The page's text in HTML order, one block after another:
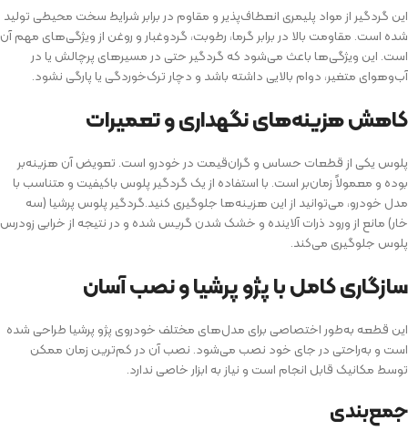
این گردگیر از مواد پلیمری انعطاف‌پذیر و مقاوم در برابر شرایط سخت محیطی تولید
شده است. مقاومت بالا در برابر گرما، رطوبت، گردوغبار و روغن از ویژگی‌های مهم آن
است. این ویژگی‌ها باعث می‌شود که گردگیر حتی در مسیرهای پرچالش یا در
آب‌وهوای متغیر، دوام بالایی داشته‌ باشد و دچار ترک‌خوردگی یا پارگی نشود.
کاهش هزینه‌های نگهداری و تعمیرات
پلوس یکی از قطعات حساس و گران‌قیمت در خودرو است. تعویض آن هزینه‌بر
بوده و معمولاً زمان‌بر است. با استفاده از یک گردگیر پلوس باکیفیت و متناسب با
مدل خودرو، می‌توانید از این هزینه‌ها جلوگیری کنید.گردگیر پلوس پرشیا (سه
خار) مانع از ورود ذرات آلاینده و خشک شدن گریس شده و در نتیجه از خرابی زودرس
پلوس جلوگیری می‌کند.
سازگاری کامل با پژو پرشیا و نصب آسان
این قطعه به‌طور اختصاصی برای مدل‌های مختلف خودروی پژو پرشیا طراحی شده‌
است و به‌راحتی در جای خود نصب می‌شود. نصب آن در کم‌ترین زمان ممکن
توسط مکانیک قابل انجام است و نیاز به ابزار خاصی ندارد.
جمع‌بندی